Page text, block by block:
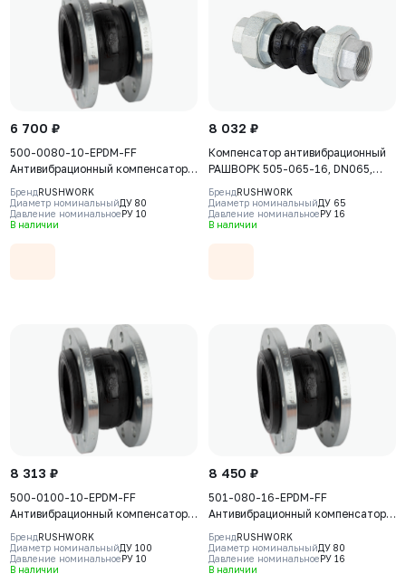
6 700 ₽
500-0080-10-EPDM-FF
Антивибрационный компенсатор
фланцевый Rushwork, DN80 PN10,
Т макс 110С
БрендRUSHWORK
Диаметр номинальныйДУ 80
Давление номинальноеРУ 10
В наличии
8 032 ₽
Компенсатор антивибрационный
РАШВОРК 505-065-16, DN065,
PN16, корпус - EPDM+Nylon,
резьбовое соединение - ковкий
чугун, ВР/ВР
БрендRUSHWORK
Диаметр номинальныйДУ 65
Давление номинальноеРУ 16
В наличии
8 313 ₽
500-0100-10-EPDM-FF
Антивибрационный компенсатор
фланцевый Rushwork, DN100
PN10, Т макс 110С
БрендRUSHWORK
Диаметр номинальныйДУ 100
Давление номинальноеРУ 10
В наличии
8 450 ₽
501-080-16-EPDM-FF
Антивибрационный компенсатор
фланцевый Rushwork, DN80 PN16,
Т макс 110С
БрендRUSHWORK
Диаметр номинальныйДУ 80
Давление номинальноеРУ 16
В наличии